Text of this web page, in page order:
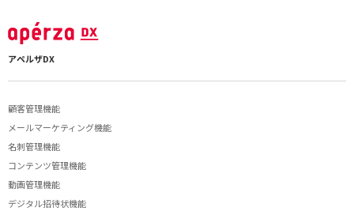
アペルザDX
顧客管理機能
メールマーケティング機能
名刺管理機能
コンテンツ管理機能
動画管理機能
デジタル招待状機能